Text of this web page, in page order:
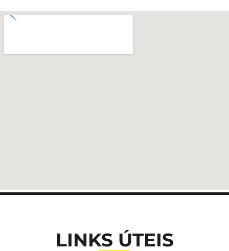
LINKS ÚTEIS